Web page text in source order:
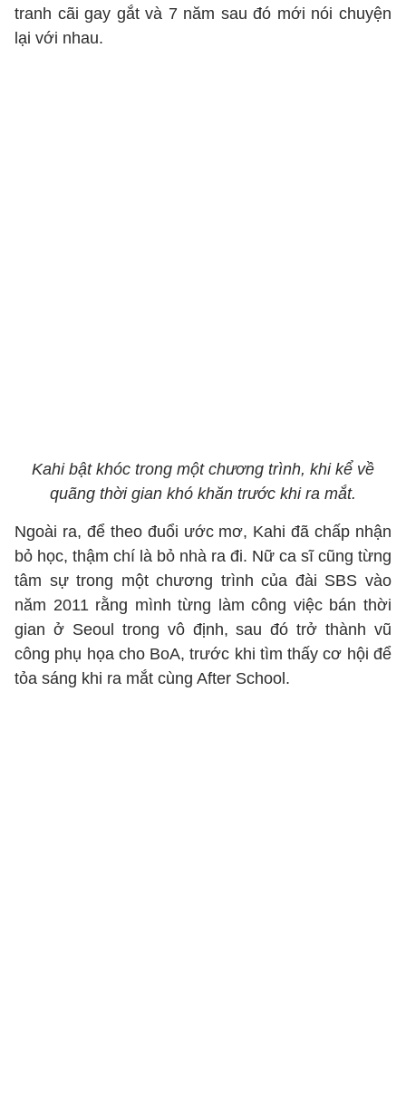
tranh cãi gay gắt và 7 năm sau đó mới nói chuyện
lại với nhau.
Kahi bật khóc trong một chương trình, khi kể về
quãng thời gian khó khăn trước khi ra mắt.
Ngoài ra, để theo đuổi ước mơ, Kahi đã chấp nhận
bỏ học, thậm chí là bỏ nhà ra đi. Nữ ca sĩ cũng từng
tâm sự trong một chương trình của đài SBS vào
năm 2011 rằng mình từng làm công việc bán thời
gian ở Seoul trong vô định, sau đó trở thành vũ
công phụ họa cho BoA, trước khi tìm thấy cơ hội để
tỏa sáng khi ra mắt cùng After School.